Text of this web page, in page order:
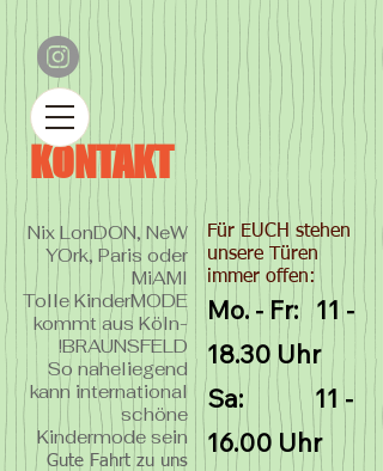
KONTAKT
Nix LonDON, NeW
YOrk, Paris oder
MiAMI
Tolle KinderMODE
kommt aus Köln-
BRAUNSFELD!
So naheliegend
kann international
schöne
Kindermode sein
Gute Fahrt zu uns
Für EUCH stehen
unsere Türen
immer offen:
Mo. - Fr: 11 -
18.30 Uhr
Sa: 11 -
16.00 Uhr